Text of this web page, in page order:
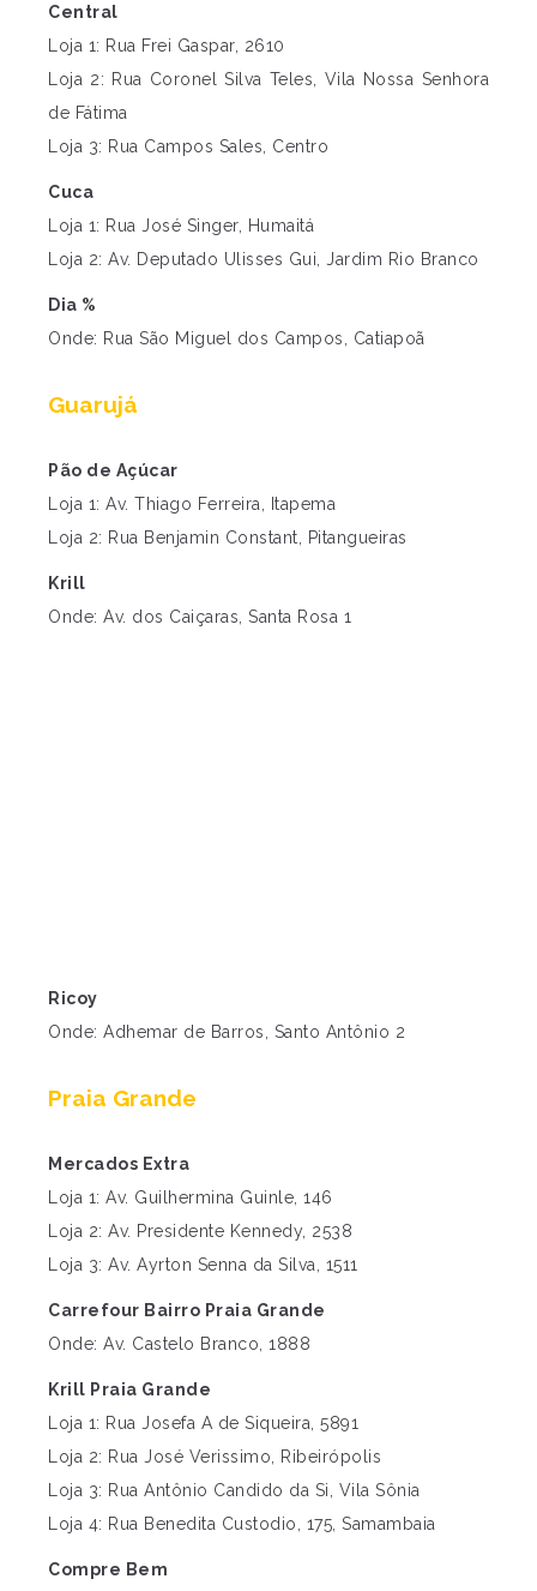
Central
Loja 1: Rua Frei Gaspar, 2610
Loja 2: Rua Coronel Silva Teles, Vila Nossa Senhora
de Fátima
Loja 3: Rua Campos Sales, Centro
Cuca
Loja 1: Rua José Singer, Humaitá
Loja 2: Av. Deputado Ulisses Gui, Jardim Rio Branco
Dia %
Onde: Rua São Miguel dos Campos, Catiapoã
Guarujá
Pão de Açúcar
Loja 1: Av. Thiago Ferreira, Itapema
Loja 2: Rua Benjamin Constant, Pitangueiras
Krill
Onde: Av. dos Caiçaras, Santa Rosa 1
Ricoy
Onde: Adhemar de Barros, Santo Antônio 2
Praia Grande
Mercados Extra
Loja 1: Av. Guilhermina Guinle, 146
Loja 2: Av. Presidente Kennedy, 2538
Loja 3: Av. Ayrton Senna da Silva, 1511
Carrefour Bairro Praia Grande
Onde: Av. Castelo Branco, 1888
Krill Praia Grande
Loja 1: Rua Josefa A de Siqueira, 5891
Loja 2: Rua José Verissimo, Ribeirópolis
Loja 3: Rua Antônio Candido da Si, Vila Sônia
Loja 4: Rua Benedita Custodio, 175, Samambaia
Compre Bem